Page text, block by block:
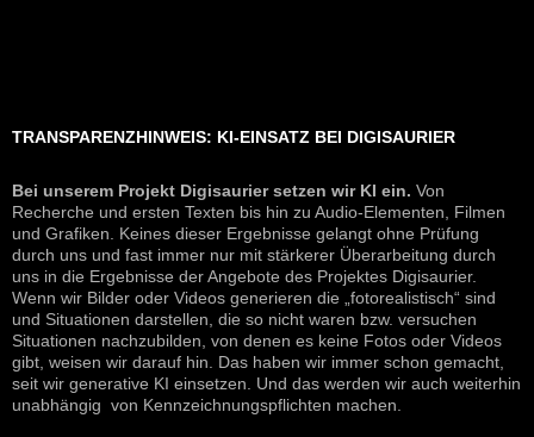
TRANSPARENZHINWEIS: KI-EINSATZ BEI DIGISAURIER
Bei unserem Projekt Digisaurier setzen wir KI ein. Von
Recherche und ersten Texten bis hin zu Audio-Elementen, Filmen
und Grafiken. Keines dieser Ergebnisse gelangt ohne Prüfung
durch uns und fast immer nur mit stärkerer Überarbeitung durch
uns in die Ergebnisse der Angebote des Projektes Digisaurier.
Wenn wir Bilder oder Videos generieren die „fotorealistisch“ sind
und Situationen darstellen, die so nicht waren bzw. versuchen
Situationen nachzubilden, von denen es keine Fotos oder Videos
gibt, weisen wir darauf hin. Das haben wir immer schon gemacht,
seit wir generative KI einsetzen. Und das werden wir auch weiterhin
unabhängig von Kennzeichnungspflichten machen.